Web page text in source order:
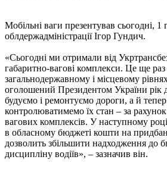
Мобільні ваги презентував сьогодні, 1
облдержадміністрації Ігор Гундич.
«Сьогодні ми отримали від
габаритно-вагові комплекси. Це ще
загальнодержавному і місцевому
оголошений Президентом України рік
будуємо і ремонтуємо дороги, а й
контролюватимемо їх стан – за рахунок
вагових комплексів. У наступному
в обласному бюджеті кошти на
дозволить збільшити надходження до
дисципліну водіїв», – зазначив він.